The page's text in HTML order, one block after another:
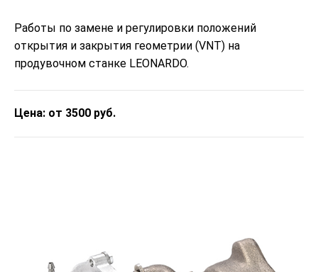
Работы по замене и регулировки положений
открытия и закрытия геометрии (VNT) на
продувочном станке LEONARDO.
Цена: от 3500 руб.